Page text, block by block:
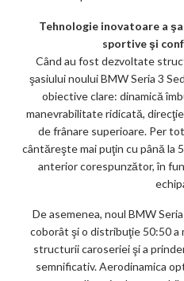
Tehnologie inovatoare a
sportive şi
Când au fost dezvoltate
şasiului noului BMW Seria 3
obiective clare: dinamică
manevrabilitate ridicată,
de frânare superioare. Per
cântăreşte mai puţin cu până la
anterior corespunzător, în
De asemenea, noul BMW
coborât şi o distribuţie 50:50 a
structurii caroseriei şi a
semnificativ. Aerodinamica